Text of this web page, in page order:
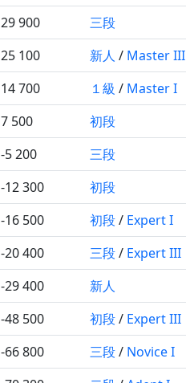
29 900 三段
25 100 新人 / Master III
14 700 １級 / Master I
7 500 初段
-5 200 三段
-12 300 初段
-16 500 初段/ Expert I
-20 400 三段/ Expert III
-29 400 新人
-48 500 初段/ Expert III
-66 800 三段/ Novice I